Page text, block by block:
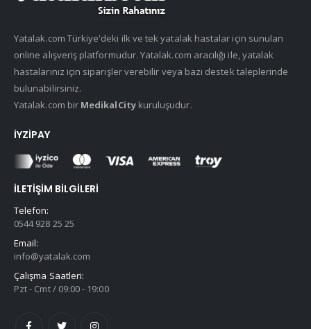
Yatalak.com Türkiye'deki ilk ve tek yatalak hastalar için sunulan
online alışveriş platformudur. Yatalak.com aracılığı ile, yatalak
hastalarınız için siparişler verebilir veya bazı destek taleplerinde
bulunabilirsiniz.
Yatalak.com bir MedikalCitykuruluşudur.
İYZIPAY
İLETIŞIM BILGILERI
Telefon:
0544 928 25 25
Email:
info@yatalak.com
Çalışma Saatleri:
Pzt - Cmt / 09:00 - 19:00